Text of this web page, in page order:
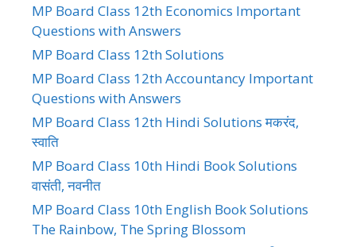
MP Board Class 12th Economics Important
Questions with Answers
MP Board Class 12th Solutions
MP Board Class 12th Accountancy Important
Questions with Answers
MP Board Class 12th Hindi Solutions मकरंद,
स्वाति
MP Board Class 10th Hindi Book Solutions
वासंती, नवनीत
MP Board Class 10th English Book Solutions
The Rainbow, The Spring Blossom